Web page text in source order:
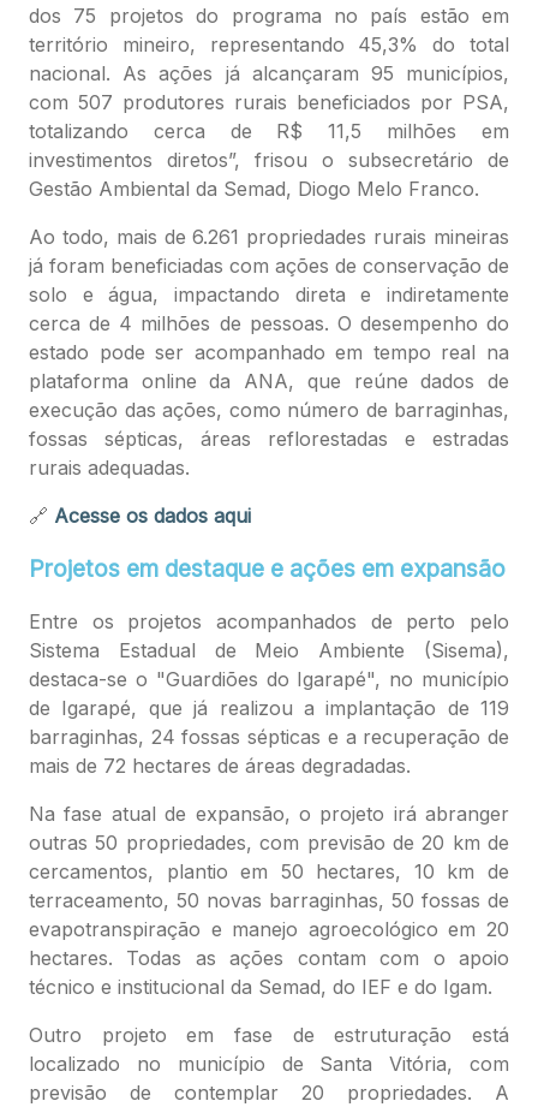
dos 75 projetos do programa no país estão em
território mineiro, representando 45,3% do total
nacional. As ações já alcançaram 95 municípios,
com 507 produtores rurais beneficiados por PSA,
totalizando cerca de R$ 11,5 milhões em
investimentos diretos”, frisou o subsecretário de
Gestão Ambiental da Semad, Diogo Melo Franco.
Ao todo, mais de 6.261 propriedades rurais mineiras
já foram beneficiadas com ações de conservação de
solo e água, impactando direta e indiretamente
cerca de 4 milhões de pessoas. O desempenho do
estado pode ser acompanhado em tempo real na
plataforma online da ANA, que reúne dados de
execução das ações, como número de barraginhas,
fossas sépticas, áreas reflorestadas e estradas
rurais adequadas.
🔗 Acesse os dados aqui
Projetos em destaque e ações em expansão
Entre os projetos acompanhados de perto pelo
Sistema Estadual de Meio Ambiente (Sisema),
destaca-se o "Guardiões do Igarapé", no município
de Igarapé, que já realizou a implantação de 119
barraginhas, 24 fossas sépticas e a recuperação de
mais de 72 hectares de áreas degradadas.
Na fase atual de expansão, o projeto irá abranger
outras 50 propriedades, com previsão de 20 km de
cercamentos, plantio em 50 hectares, 10 km de
terraceamento, 50 novas barraginhas, 50 fossas de
evapotranspiração e manejo agroecológico em 20
hectares. Todas as ações contam com o apoio
técnico e institucional da Semad, do IEF e do Igam.
Outro projeto em fase de estruturação está
localizado no município de Santa Vitória, com
previsão de contemplar 20 propriedades. A